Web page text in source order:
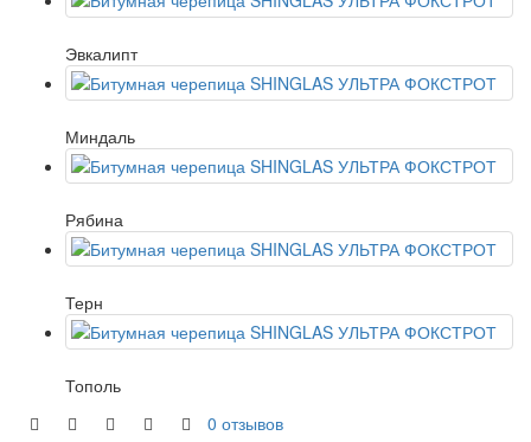
Эвкалипт
Миндаль
Рябина
Терн
Тополь
0 отзывов